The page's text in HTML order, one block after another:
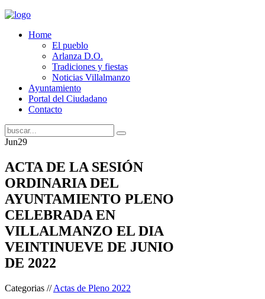
Home
El pueblo
Arlanza D.O.
Tradiciones y fiestas
Noticias Villalmanzo
Ayuntamiento
Portal del Ciudadano
Contacto
Jun29
ACTA DE LA SESIÓN
ORDINARIA DEL
AYUNTAMIENTO PLENO
CELEBRADA EN
VILLALMANZO EL DIA
VEINTINUEVE DE JUNIO
DE 2022
Categorias //Actas de Pleno 2022